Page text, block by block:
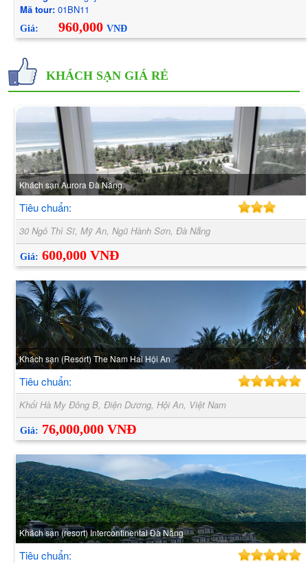
Mã tour: 01BN11
Giá: 960,000 VNĐ
KHÁCH SẠN GIÁ RẺ
Khách sạn Aurora Đà Nẵng
Tiêu chuẩn:
30 Ngô Thì Sĩ, Mỹ An, Ngũ Hành Sơn, Đà Nẵng
Giá: 600,000 VNĐ
Khách sạn (Resort) The Nam Hai Hội An
Tiêu chuẩn:
Khối Hà My Đông B, Điện Dương, Hội An, Việt Nam
Giá: 76,000,000 VNĐ
Khách sạn (resort) Intercontinental Đà Nẵng
Tiêu chuẩn: